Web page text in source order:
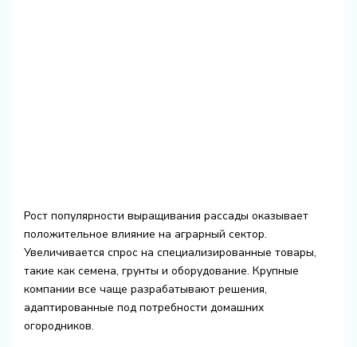
Рост популярности выращивания рассады оказывает
положительное влияние на аграрный сектор.
Увеличивается спрос на специализированные товары,
такие как семена, грунты и оборудование. Крупные
компании все чаще разрабатывают решения,
адаптированные под потребности домашних
огородников.